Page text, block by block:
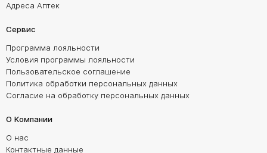
Адреса Аптек
Сервис
Программа лояльности
Условия программы лояльности
Пользовательское соглашение
Политика обработки персональных данных
Согласие на обработку персональных данных
О Компании
О нас
Контактные данные